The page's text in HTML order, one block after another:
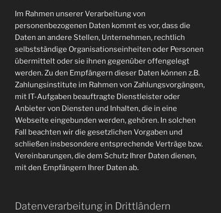
Im Rahmen unserer Verarbeitung von
personenbezogenen Daten kommt es vor, dass die
Daten an andere Stellen, Unternehmen, rechtlich
selbstständige Organisationseinheiten oder Personen
übermittelt oder sie ihnen gegenüber offengelegt
werden. Zu den Empfängern dieser Daten können z.B.
Zahlungsinstitute im Rahmen von Zahlungsvorgängen,
mit IT-Aufgaben beauftragte Dienstleister oder
Anbieter von Diensten und Inhalten, die in eine
Webseite eingebunden werden, gehören. In solchen
Fall beachten wir die gesetzlichen Vorgaben und
schließen insbesondere entsprechende Verträge bzw.
Vereinbarungen, die dem Schutz Ihrer Daten dienen,
mit den Empfängern Ihrer Daten ab.
Datenverarbeitung in Drittländern